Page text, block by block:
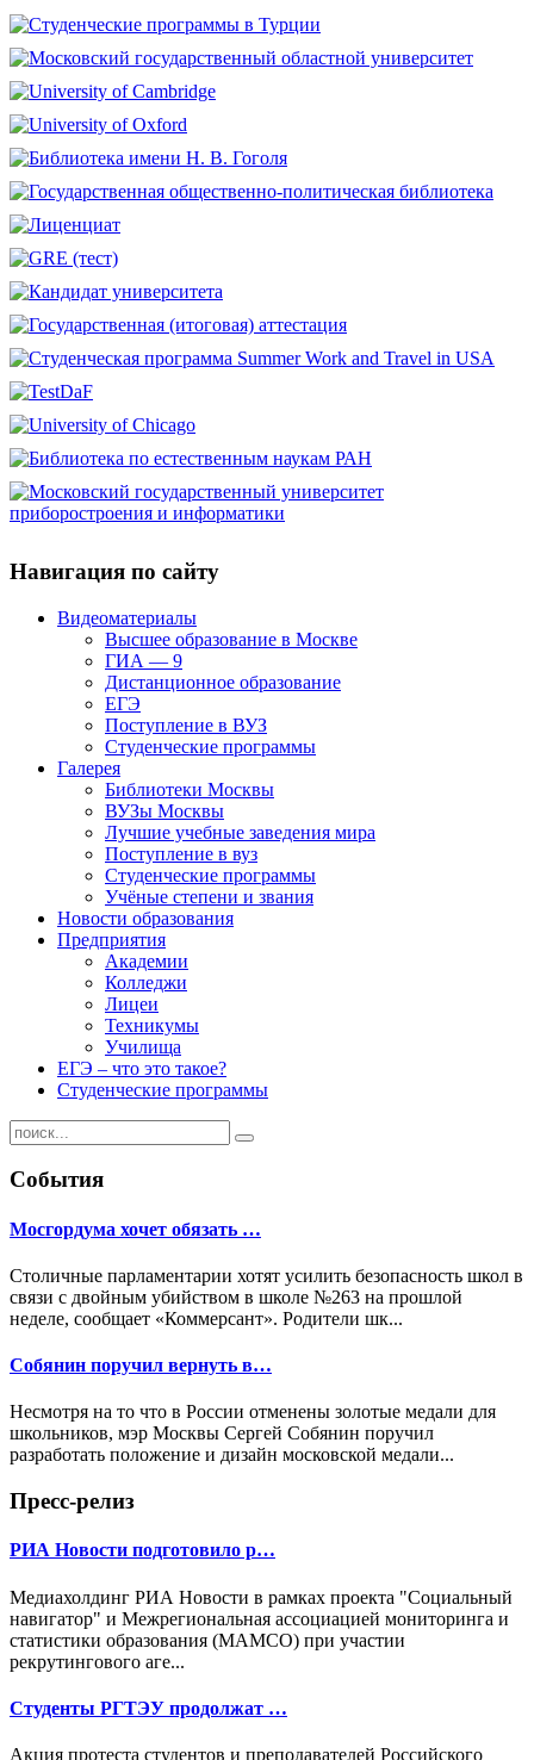
Навигация по сайту
Видеоматериалы
Высшее образование в Москве
ГИА — 9
Дистанционное образование
ЕГЭ
Поступление в ВУЗ
Студенческие программы
Галерея
Библиотеки Москвы
ВУЗы Москвы
Лучшие учебные заведения мира
Поступление в вуз
Студенческие программы
Учёные степени и звания
Новости образования
Предприятия
Академии
Колледжи
Лицеи
Техникумы
Училища
ЕГЭ – что это такое?
Студенческие программы
События
Мосгордума хочет обязать …
Столичные парламентарии хотят усилить безопасность школ в
связи с двойным убийством в школе №263 на прошлой
неделе, сообщает «Коммерсант». Родители шк...
Собянин поручил вернуть в…
Несмотря на то что в России отменены золотые медали для
школьников, мэр Москвы Сергей Собянин поручил
разработать положение и дизайн московской медали...
Пресс-релиз
РИА Новости подготовило р…
Медиахолдинг РИА Новости в рамках проекта "Социальный
навигатор" и Межрегиональная ассоциацией мониторинга и
статистики образования (МАМСО) при участии
рекрутингового аге...
Студенты РГТЭУ продолжат …
Акция протеста студентов и преподавателей Российского